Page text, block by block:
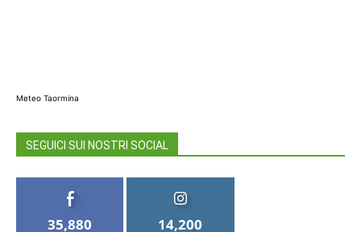
Meteo Taormina
SEGUICI SUI NOSTRI SOCIAL
35,880 14,200